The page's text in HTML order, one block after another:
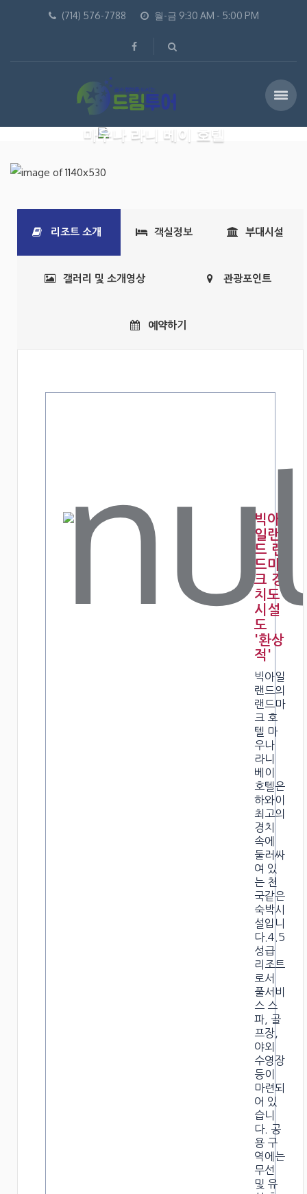
(714) 576-7788 월-금 9:30 AM - 5:00 PM
마우나 라니 베이 호텔
리조트 소개 객실정보 부대시설
갤러리 및 소개영상 관광포인트
예약하기
빅아
일랜
드 랜
드마
크 경
치도
시설
도
'환상
적'
빅아일
랜드의
랜드마
크 호
텔 마
우나
라니
베이
호텔은
하와이
최고의
경치
속에
둘러싸
여 있
는 천
국같은
숙박시
설입니
다.4.5
성급
리조트
로서
풀서비
스 스
파, 골
프장,
야외
수영장
등이
마련되
어 있
습니
다. 공
용 구
역에는
무선
및 유